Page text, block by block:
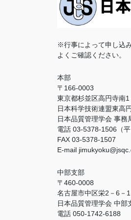
※行事によって申し込
よくご確認ください。
本部
〒166-0003
東京都杉並区高円寺南1
日本科学技術連盟東高
日本品質管理学会 事務
電話 03-5378-1506（
FAX 03-5378-1507
E-mail
中部支部
〒460-0008
名古屋市中区栄2－6－
日本品質管理学会 中部
電話 050-1742-6188